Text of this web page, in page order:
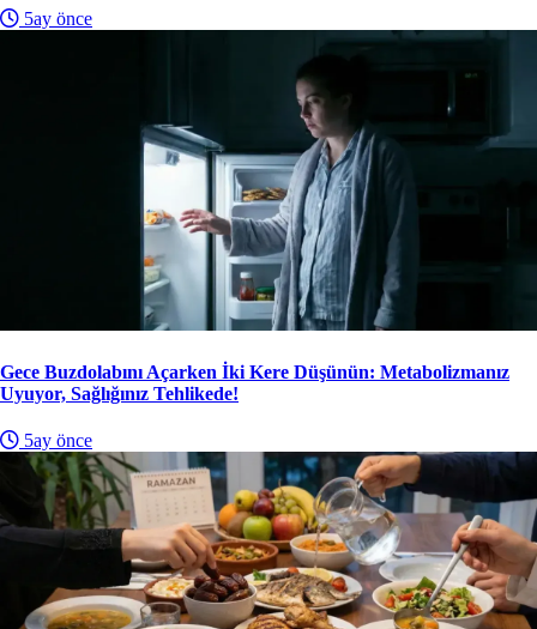
5ay önce
Gece Buzdolabını Açarken İki Kere Düşünün: Metabolizmanız
Uyuyor, Sağlığınız Tehlikede!
5ay önce